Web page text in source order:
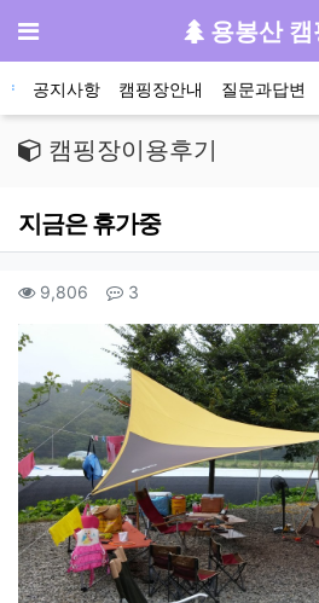
메뉴 용봉산 캠
메인 메뉴
공지사항 캠핑장안내 질문과답변
캠핑장이용후기
지금은 휴가중
작성자 정보
컨텐츠 정보
9,806 조회 3
본문